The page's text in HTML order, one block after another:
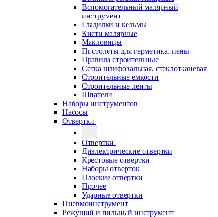
Вспомогательный малярный
инструмент
Гладилки и кельмы
Кисти малярные
Макловицы
Пистолеты для герметика, пены
Правила строительные
Сетка шлифовальная, стеклотканевая
Строительные емкости
Строительные ленты
Шпатели
Наборы инструментов
Насосы
Отвертки
Отвертки
Диэлектрические отвертки
Крестовые отвертки
Наборы отверток
Плоские отвертки
Прочее
Ударные отвертки
Пневмоинструмент
Режущий и пильный инструмент